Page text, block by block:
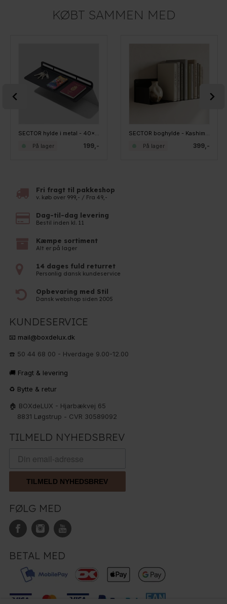
KØBT SAMMEN MED
SECTOR hylde i metal - 40x15 cm. Sort
199,-
På lager
SECTOR boghylde - Kashima - Sort
399,-
På lager
Fri fragt til pakkeshop
v. køb over 999,- / Fra 49,-
Dag-til-dag levering
Bestil inden kl. 11
Kæmpe sortiment
Alt er på lager
14 dages fuld returret
Personlig dansk kundeservice
Opbevaring med Stil
Dansk webshop siden 2005
KUNDESERVICE
📧 mail@boxdelux.dk
☎️ 50 44 68 00 - Hverdage 9.00-12.00
🚚 Fragt & levering
♻️ Bytte & retur
🏠 BOXdeLUX - Hjarbækvej 65
8831 Løgstrup - CVR 30589092
TILMELD NYHEDSBREV
TILMELD NYHEDSBREV
FØLG MED
BETAL MED